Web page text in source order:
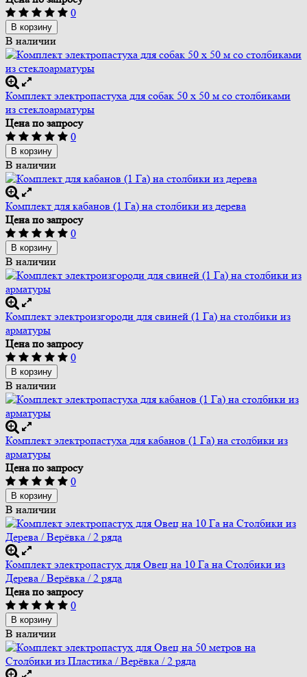
0
В корзину
В наличии
Комплект электропастуха для собак 50 х 50 м со столбиками
из стеклоарматуры
Цена по запросу
0
В корзину
В наличии
Комплект для кабанов (1 Га) на столбики из дерева
Цена по запросу
0
В корзину
В наличии
Комплект электроизгороди для свиней (1 Га) на столбики из
арматуры
Цена по запросу
0
В корзину
В наличии
Комплект электропастуха для кабанов (1 Га) на столбики из
арматуры
Цена по запросу
0
В корзину
В наличии
Комплект электропастух для Овец на 10 Га на Столбики из
Дерева / Верёвка / 2 ряда
Цена по запросу
0
В корзину
В наличии